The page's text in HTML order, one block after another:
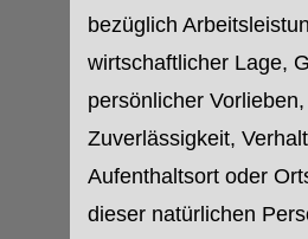
bezüglich
wirtschaftlicher Lage,
persönlicher
Zuverlässigkeit,
Aufenthaltsort oder
dieser natürlichen